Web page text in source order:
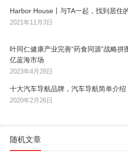
Harbor House丨与TA一起，找到居住
2021年11月3日
叶同仁健康产业完善“药食同源”战略拼
亿蓝海市场
2023年4月28日
十大汽车导航品牌，汽车导航简单介绍
2020年2月26日
随机文章